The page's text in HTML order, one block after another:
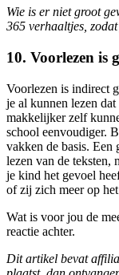
Wie is er niet groot
365 verhaaltjes,
10. Voorlezen is
Voorlezen is indirect
je al kunnen lezen
makkelijker zelf
school eenvoudiger.
vakken de basis. Een
lezen van de teksten,
je kind het gevoel
of zij zich meer op
Wat is voor jou de
reactie achter.
Dit artikel bevat